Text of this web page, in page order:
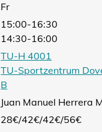
Fr
15:00-16:30
14:30-16:00
TU-H 4001
TU-Sportzentrum
B
Juan Manuel Herrera
28€/42€/42€/56€